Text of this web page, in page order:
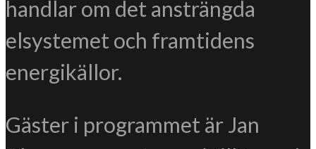
handlar om det ansträngda
elsystemet och framtidens
energikällor.
Gäster i programmet är Jan